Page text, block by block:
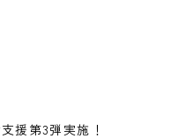
援第3弾実施！